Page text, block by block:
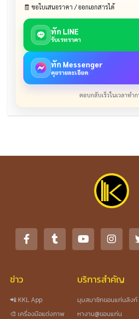
🧾 ขอใบเสนอราคา / ออกเอกสารได้
ทัก LINE
รับเรทราคา
ทัก Messenger
คุยรายละเอียด
ตอบกลับเร็วในเวลาทำก
ข่าว
📲 KKL App
🎨 เครื่องมือแต่งภาพ
บริการสำคัญ
มุมสมาชิกขอนแก่นลิงก์
หางาน@ขอนแก่น